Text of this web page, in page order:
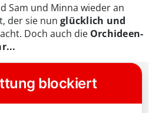
Sam und Minna wieder an
der sie nun glücklich und
Doch auch die Orchideen-